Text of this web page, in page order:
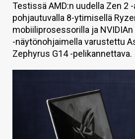
HINTA.FI
KAUPPA
VAIHDA TEEMA
Testissä AMD:n uudella Zen 2
pohjautuvalla 8-ytimisellä
mobiiliprosessorilla ja NVIDIAn
-näytönohjaimella varustettu
Zephyrus G14 -pelikannettava.